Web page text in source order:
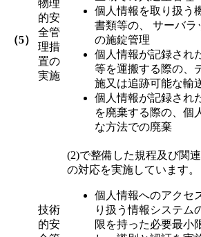
（5）
物理
的安
全管
理措
置の
実施
個人情報を取り扱う
書類等の、 サーバ
の施錠管理
個人情報が記録され
等を運搬する際の、
施又は追跡可能な輸
個人情報が記録され
を廃棄する際の、個
な方法での廃棄
技術
的安
(2)で整備した規程及び関
の対応を実施しています。
個人情報へのアクセ
り扱う情報システム
限を持った必要最小